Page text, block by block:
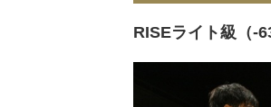
RISEライト級（-